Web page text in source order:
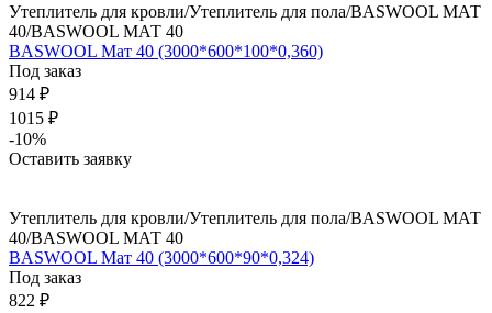
Утеплитель для кровли/Утеплитель для пола/BASWOOL МАТ
40/BASWOOL МАТ 40
BASWOOL Мат 40 (3000*600*100*0,360)
Под заказ
914 ₽
1015 ₽
-10%
Оставить заявку
Утеплитель для кровли/Утеплитель для пола/BASWOOL МАТ
40/BASWOOL МАТ 40
BASWOOL Мат 40 (3000*600*90*0,324)
Под заказ
822 ₽